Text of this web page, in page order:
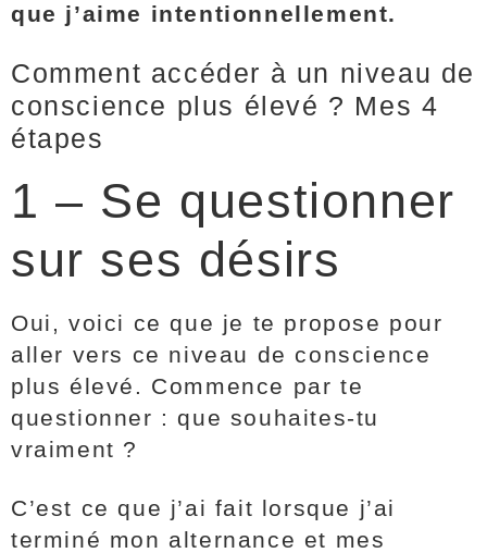
que j’aime intentionnellement.
Comment accéder à un niveau de
conscience plus élevé ? Mes 4
étapes
1 – Se questionner
sur ses désirs
Oui, voici ce que je te propose pour
aller vers ce niveau de conscience
plus élevé. Commence par te
questionner : que souhaites-tu
vraiment ?
C’est ce que j’ai fait lorsque j’ai
terminé mon alternance et mes